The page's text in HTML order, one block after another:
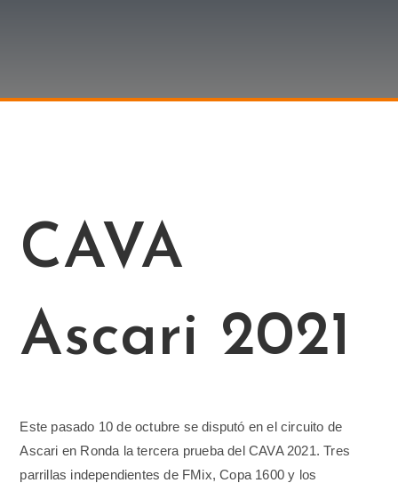
CAVA
Ascari 2021
Este pasado 10 de octubre se disputó en el circuito de
Ascari en Ronda la tercera prueba del CAVA 2021. Tres
parrillas independientes de FMix, Copa 1600 y los